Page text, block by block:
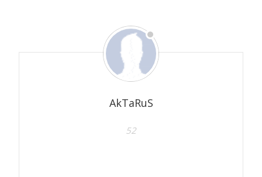
AkTaRuS
52